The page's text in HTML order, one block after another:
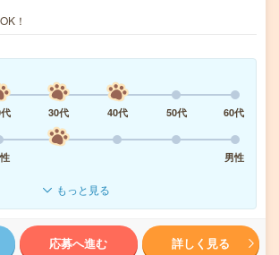
！
30代 40代 50代
60代
男性
もっと見る
応募へ進む 詳しく見る